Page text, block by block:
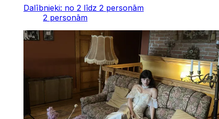
Dalībnieki: no 2 līdz 2 personām
2 personām